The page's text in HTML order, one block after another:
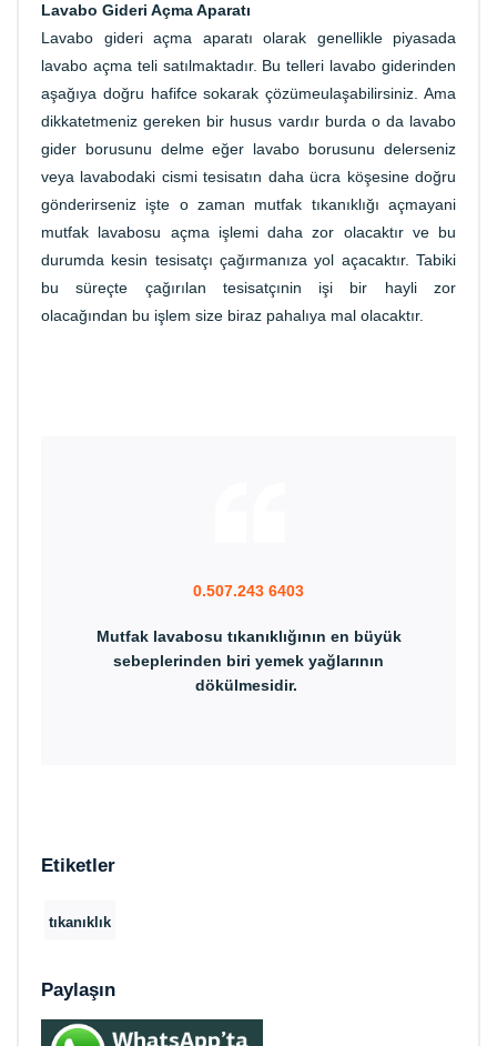
Lavabo Gideri Açma Aparatı
Lavabo gideri açma aparatı olarak genellikle piyasada
lavabo açma teli satılmaktadır. Bu telleri lavabo giderinden
aşağıya doğru hafifce sokarak çözümeulaşabilirsiniz. Ama
dikkatetmeniz gereken bir husus vardır burda o da lavabo
gider borusunu delme eğer lavabo borusunu delerseniz
veya lavabodaki cismi tesisatın daha ücra köşesine doğru
gönderirseniz işte o zaman mutfak tıkanıklığı açmayani
mutfak lavabosu açma işlemi daha zor olacaktır ve bu
durumda kesin tesisatçı çağırmanıza yol açacaktır. Tabiki
bu süreçte çağırılan tesisatçınin işi bir hayli zor
olacağından bu işlem size biraz pahalıya mal olacaktır.
0.507.243 6403
Mutfak lavabosu tıkanıklığının en büyük
sebeplerinden biri yemek yağlarının
dökülmesidir.
Etiketler
tıkanıklık
Paylaşın